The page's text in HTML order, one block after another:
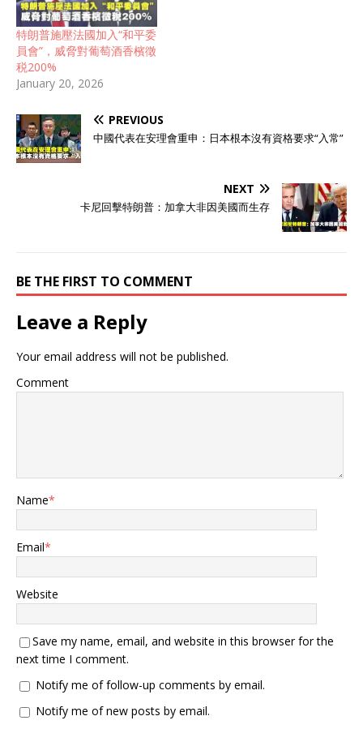
特朗普施壓法國加入“和平委
員會”，威脅對葡萄酒香檳徵
税200%
January 20, 2026
PREVIOUS
中國代表在安理會重申：日本根本沒有資格要求“入常”
NEXT
卡尼回擊特朗普：加拿大非因美國而生存
BE THE FIRST TO COMMENT
Leave a Reply
Your email address will not be published.
Comment
Name*
Email*
Website
Save my name, email, and website in this browser for the
next time I comment.
Notify me of follow-up comments by email.
Notify me of new posts by email.